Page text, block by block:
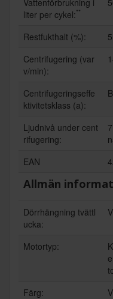
liter per cykel:**
Restfukthalt (%):
Centrifugering (var
v/min):
Centrifugeringseffe
ktivitetsklass (a):
B
Ljudnivå under cent
rifugering:
EAN
Allmän
Dörrhängning tvättl
ucka:
Motortyp:
Färg: